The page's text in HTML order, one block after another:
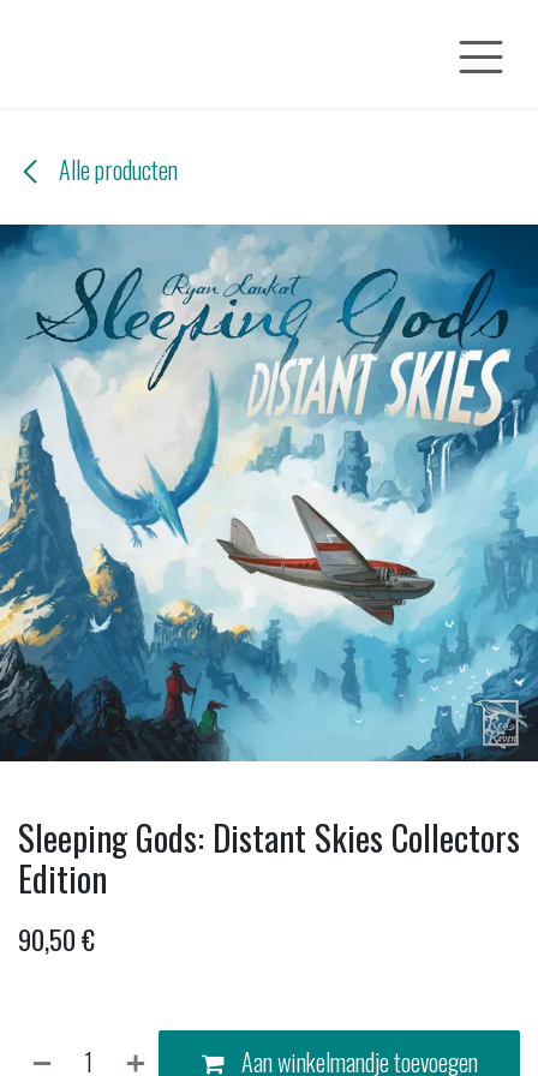
Alle producten
Sleeping Gods: Distant Skies Collectors
Edition
90,50€
Aan winkelmandje toevoegen